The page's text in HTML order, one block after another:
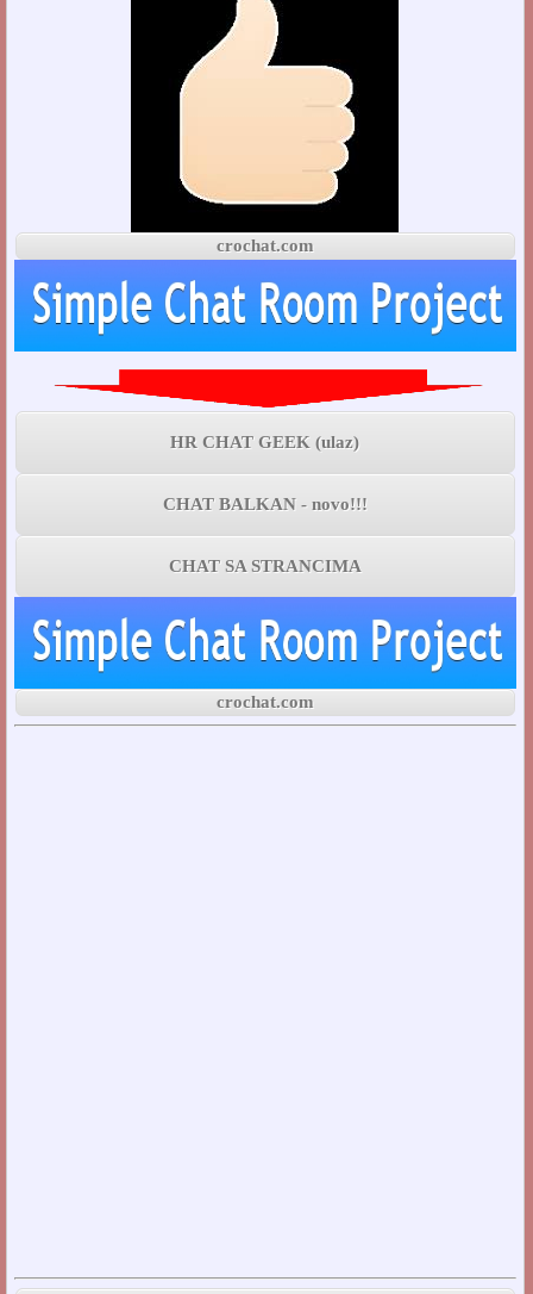
crochat.com
HR CHAT GEEK (ulaz)
CHAT BALKAN - novo!!!
CHAT SA STRANCIMA
crochat.com